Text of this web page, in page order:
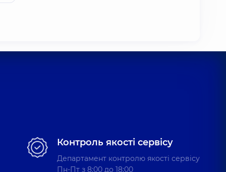
Контроль якості сервісу
Департамент контролю якості сервісу
Пн-Пт з 8:00 до 18:00